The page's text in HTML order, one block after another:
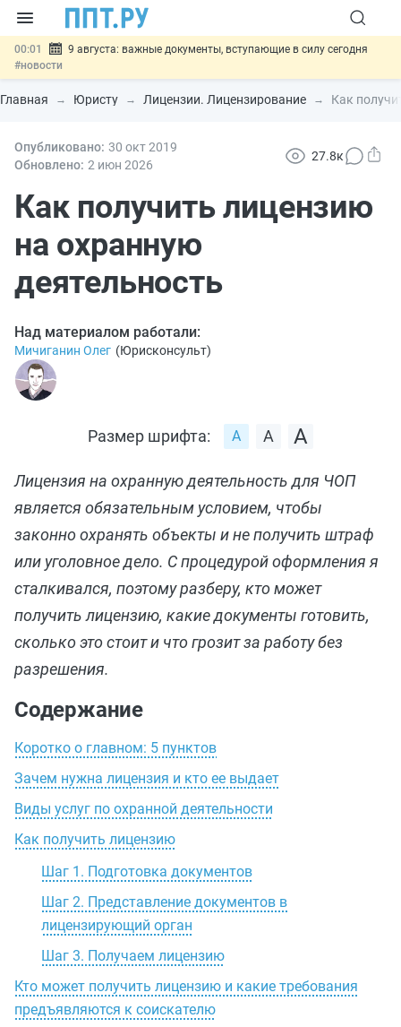
00:01
9 августа: важные документы, вступающие в силу сегодня
#новости
07.08 Подписан закон о блокировке продажи опасных товаров через
«Честный знак»#новости
07.08 Госпошлину за устранение ошибок в документах предлагают
отменить#новости
отношений
Главная Юристу Лицензии. Лицензирование Как
Опубликовано: 30 окт2019
Обновлено: 2 июн 2026
27.8к
Как получить лицензию
на охранную
деятельность
Над материалом работали:
Мичиганин Олег (Юрисконсульт)
Размер шрифта:
Лицензия на охранную деятельность для ЧОП
является обязательным условием, чтобы
законно охранять объекты и не получить штраф
или уголовное дело. С процедурой оформления я
сталкивался, поэтому разберу, кто может
получить лицензию, какие документы готовить,
сколько это стоит и что грозит за работу без
разрешения.
Содержание
Коротко о главном: 5 пунктов
Зачем нужна лицензия и кто ее выдает
Виды услуг по охранной деятельности
Как получить лицензию
Шаг 1. Подготовка документов
Шаг 2. Представление документов в
лицензирующий орган
Шаг 3. Получаем лицензию
Кто может получить лицензию и какие требования
предъявляются к соискателю